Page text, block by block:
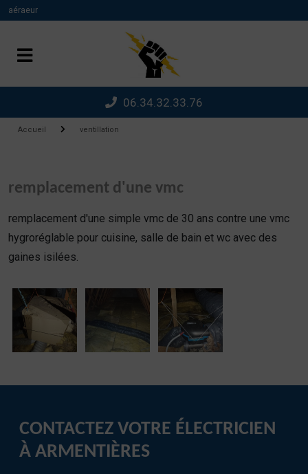
aéraeur
06.34.32.33.76
Accueil ventillation
remplacement d'une vmc
remplacement d'une simple vmc de 30 ans contre une vmc
hygroréglable pour cuisine, salle de bain et wc avec des
gaines isilées.
CONTACTEZ VOTRE ÉLECTRICIEN
À ARMENTIÈRES
Panneau de gestion des cookies